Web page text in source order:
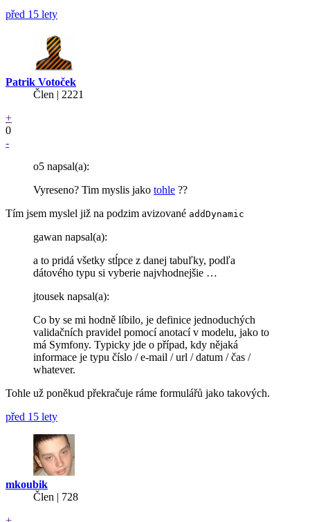
před 15 lety
Patrik Votoček
Člen | 2221
+
0
-
o5 napsal(a):
Vyreseno? Tim myslis jako tohle ??
Tím jsem myslel již na podzim avizované addDynamic
gawan napsal(a):
a to pridá všetky stĺpce z danej tabuľky, podľa
dátového typu si vyberie najvhodnejšie …
jtousek napsal(a):
Co by se mi hodně líbilo, je definice jednoduchých
validačních pravidel pomocí anotací v modelu, jako to
má Symfony. Typicky jde o případ, kdy nějaká
informace je typu číslo / e-mail / url / datum / čas /
whatever.
Tohle už poněkud překračuje ráme formulářů jako takových.
před 15 lety
mkoubik
Člen | 728